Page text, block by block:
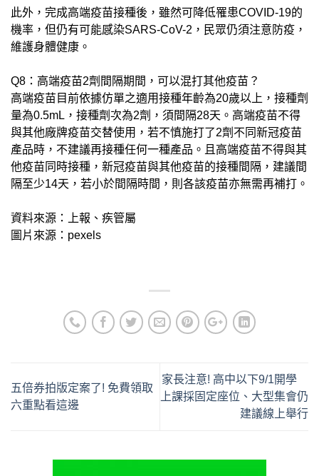
此外，完成高端疫苗接種後，雖然可降低罹患COVID-19的
機率，但仍有可能感染SARS-CoV-2，民眾仍須注意防疫，
維護身體健康。
Q8：高端疫苗2劑間隔期間，可以混打其他疫苗？
高端疫苗目前依據仿單之適用接種年齡為20歲以上，接種劑
量為0.5mL，接種劑次為2劑，須間隔28天。高端疫苗不得
與其他廠牌疫苗交替使用，若不慎施打了2劑不同新冠疫苗
產品時，不建議再接種任何一種產品。且高端疫苗不得與其
他疫苗同時接種，新冠疫苗與其他疫苗的接種間隔，建議間
隔至少14天，若小於間隔時間，則各該疫苗亦無需再補打。
資料來源：上報、疾管屬
圖片來源：pexels
五倍券拍版定案了! 免費領取
六重點看這邊
家長注意! 高中以下9/1開學
上課採固定座位、大型集會仍
建議線上舉行